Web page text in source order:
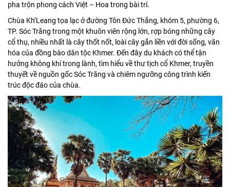
pha trộn phong cách Việt – Hoa trong bài trí.
Chùa Kh’Leang tọa lạc ở đường Tôn Đức Thắng, khóm 5, phường 6,
TP. Sóc Trăng trong một khuôn viên rộng lớn, rợp bóng những cây
cổ thụ, nhiều nhất là cây thốt nốt, loài cây gắn liền với đời sống, văn
hóa của đồng bào dân tộc Khmer. Đến đây du khách có thể tận
hưởng không khí trong lành, tìm hiểu về thư tịch cổ Khmer, truyền
thuyết về nguồn gốc Sóc Trăng và chiêm ngưỡng công trình kiến
trúc độc đáo của chùa.